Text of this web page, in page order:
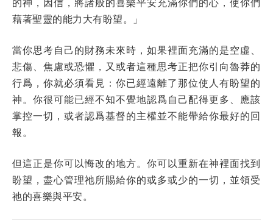
藉著聖靈的能力大有盼望。」
當你思考自己的財務未來時，如果裡面充滿的是空虛、
悲傷、焦慮或恐懼，又或者這種思考正把你引向魯莽的
行爲，你就必須看見：你已經遠離了那位使人有盼望的
神。你很可能已經不知不覺地認爲自己配得更多、應該
掌控一切，或者認爲基督的主權並不能帶給你最好的回
報。
但這正是你可以悔改的地方。你可以重新在神裡面找到
盼望，盡心管理祂所賜給你的或多或少的一切，並領受
祂的喜樂與平安。